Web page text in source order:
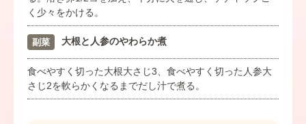
く少々をかける。
副菜 大根と人参のやわらか煮
食べやすく切った大根大さじ3、食べやすく切った人参大
さじ2を軟らかくなるまでだし汁で煮る。